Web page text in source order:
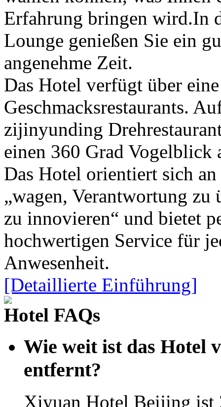
Erfahrung bringen wird.In
Lounge genießen Sie ein
angenehme Zeit.
Das Hotel verfügt über
Geschmacksrestaurants.
zijinyunding
einen 360 Grad Vogelblick
Das Hotel orientiert sich
„wagen, Verantwortung
zu innovieren“ und bietet
hochwertigen Service für
Anwesenheit.
[Detaillierte Einführung]
Hotel FAQs
Wie weit ist das Hotel
entfernt?
Xiyuan Hotel Beijing ist